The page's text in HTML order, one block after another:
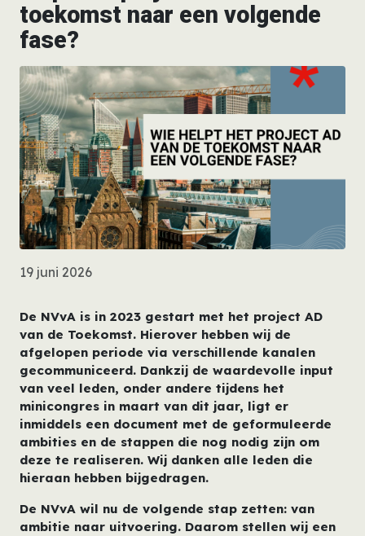
toekomst naar een volgende
fase?
19 juni 2026
De NVvA is in 2023 gestart met het project AD
van de Toekomst. Hierover hebben wij de
afgelopen periode via verschillende kanalen
gecommuniceerd. Dankzij de waardevolle input
van veel leden, onder andere tijdens het
minicongres in maart van dit jaar, ligt er
inmiddels een document met de geformuleerde
ambities en de stappen die nog nodig zijn om
deze te realiseren. Wij danken alle leden die
hieraan hebben bijgedragen.
De NVvA wil nu de volgende stap zetten: van
ambitie naar uitvoering. Daarom stellen wij een